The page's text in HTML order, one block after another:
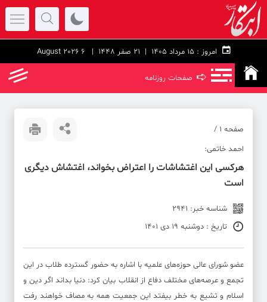
امروز : 21 صفر 1448 | 6 August 2026
➪ صفحات روزنامه
صفحه ۱ /
احمد خاتمی:
هرکسی این اغتشاشات را اعتراض بخواند، اغتشاش دیگری
است
شناسه خبر: 2941
تاریخ : دوشنبه 19 دی 1401
عضو شورای عالی حوزه‌های علمیه با اشاره به حضور گسترده طلاب در این
تجمع و عرصه‌های مختلف دفاع از انقلاب بیان کرد: دنیا بداند اگر دین و
اسلام و تشیع به خطر بیفتد این جمعیت همه به مصاف خواهند رفت